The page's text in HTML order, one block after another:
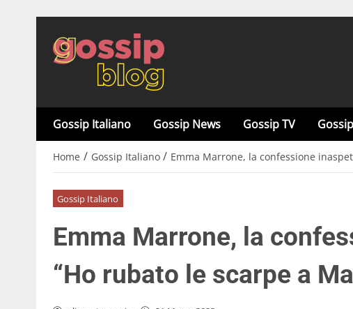
Gossip Italiano Gossip News Gossip TV
Home / Gossip Italiano / Emma Marrone, la confessione
Gossip Italiano
Emma Marrone, la
“Ho rubato le scarpe a